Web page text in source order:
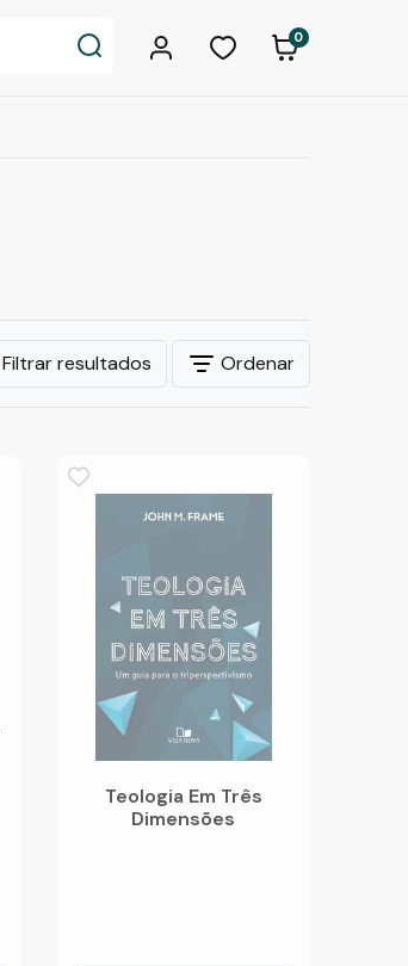
0
Filtrar resultados Ordenar
Teologia Em Três
Dimensões